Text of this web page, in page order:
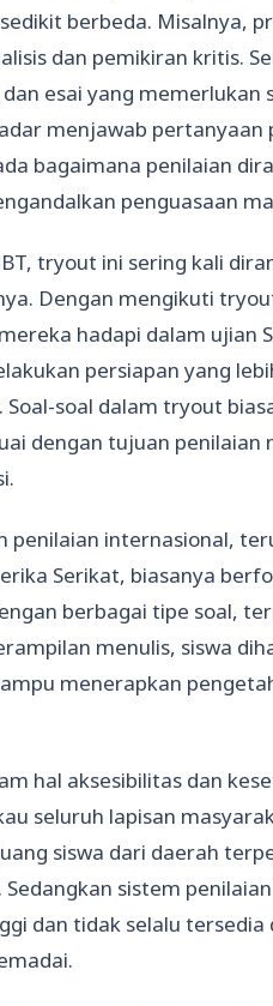
berbeda. Misalnya,
dan pemikiran kritis.
esai yang memerlukan
menjawab pertanyaan
bagaimana penilaian
penguasaan
tryout ini sering kali
Dengan mengikuti
hadapi dalam ujian
persiapan yang
soal dalam tryout
dengan tujuan penilaian
penilaian internasional,
Serikat, biasanya
berbagai tipe soal,
menulis, siswa
menerapkan
hal aksesibilitas dan
seluruh lapisan
siswa dari daerah
sistem
dan tidak selalu tersedia